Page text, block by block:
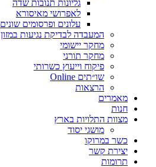
גליונות תנובות שדה
לאפרושי מאיסורא
עלונים ופרסומים שונים
המעבדה לבדיקת נגיעות במזון
מחקר יישומי
מחקר תורני
פיקוח וייעוץ כשרותי
שו״תים Online
הרצאות
מאמרים
חנות
מצוות התלויות בארץ
מושגי יסוד
כשר במרוקו
יצירת קשר
תרומות